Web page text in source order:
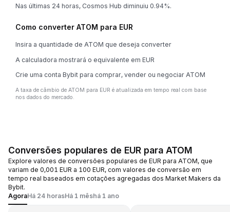
Nas últimas 24 horas, Cosmos Hub diminuiu 0.94%.
Como converter ATOM para EUR
Insira a quantidade de ATOM que deseja converter
A calculadora mostrará o equivalente em EUR
Crie uma conta Bybit para comprar, vender ou negociar ATOM
A taxa de câmbio de ATOM para EUR é atualizada em tempo real com base
nos dados do mercado.
Conversões populares de EUR para ATOM
Explore valores de conversões populares de EUR para ATOM, que
variam de 0,001 EUR a 100 EUR, com valores de conversão em
tempo real baseados em cotações agregadas dos Market Makers da
Bybit.
AgoraHá 24 horasHá 1 mêshá 1 ano